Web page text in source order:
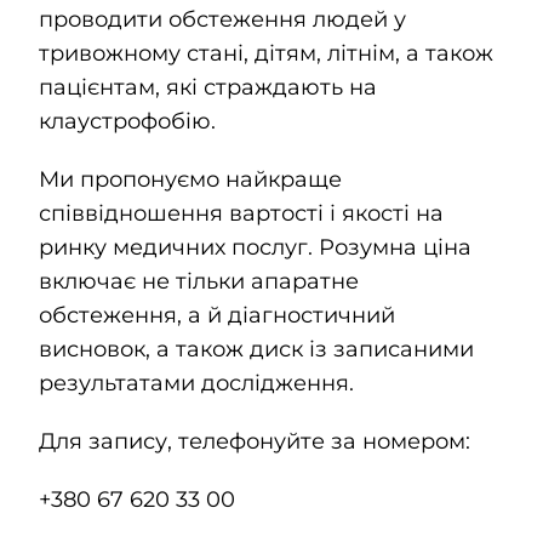
проводити обстеження людей у
тривожному стані, дітям, літнім, а також
пацієнтам, які страждають на
клаустрофобію.
Ми пропонуємо найкраще
співвідношення вартості і якості на
ринку медичних послуг. Розумна ціна
включає не тільки апаратне
обстеження, а й діагностичний
висновок, а також диск із записаними
результатами дослідження.
Для запису, телефонуйте за номером:
+380 67 620 33 00